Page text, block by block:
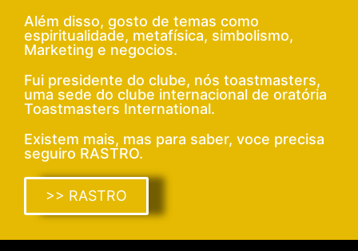
Além disso, gosto de temas como
espiritualidade, metafísica, simbolismo,
Marketing e negocios.
Fui presidente do clube, nós toastmasters,
uma sede do clube internacional de oratória
Toastmasters International.
Existem mais, mas para saber, voce precisa
seguiro RASTRO.
>> RASTRO